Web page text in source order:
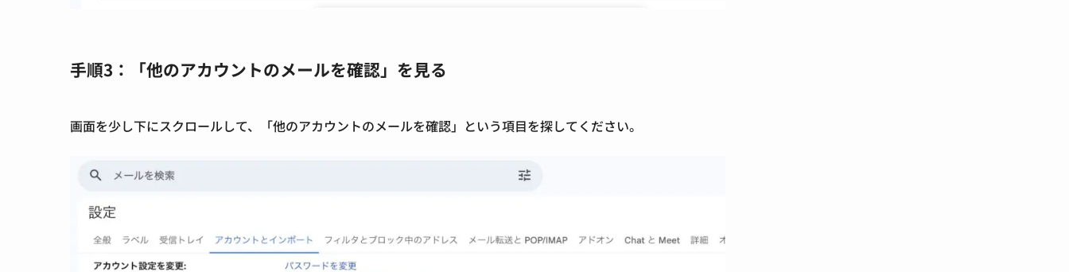
手順3：「他のアカウントのメールを確認」を見る
画面を少し下にスクロールして、「他のアカウントのメールを確認」という項目を探してください。